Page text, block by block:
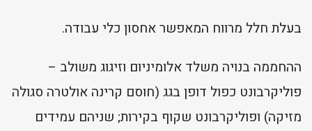
בעלת חלל מרווח המאפשר אחסון כלי עבודה.
ההחממה בנויה משלד אלומיניום וזיגוג משולב –
פוליקרבונט כפול דופן בגג (חוסם קרינה אולטרה סגולה
מזיקה) ופוליקרבונט שקוף בקירות; שניהם עמידים